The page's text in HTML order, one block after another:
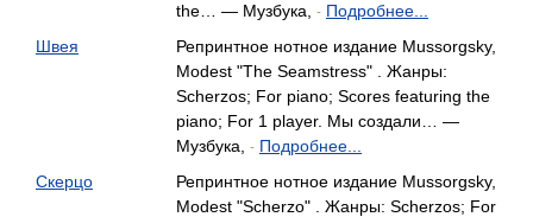
the… — Музбука,
- Подробнее...
Швея
Репринтное нотное издание Mussorgsky,
Modest "The Seamstress" . Жанры:
Scherzos; For piano; Scores featuring the
piano; For 1 player. Мы создали… —
Музбука,
- Подробнее...
Скерцо
Репринтное нотное издание Mussorgsky,
Modest "Scherzo" . Жанры: Scherzos; For